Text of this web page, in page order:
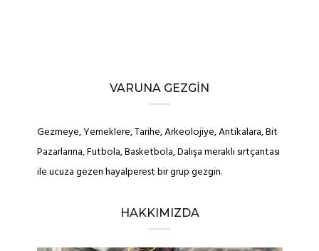
VARUNA GEZGIN
Gezmeye, Yemeklere, Tarihe, Arkeolojiye, Antikalara, Bit
Pazarlarına, Futbola, Basketbola, Dalışa meraklı sırtçantası
ile ucuza gezen hayalperest bir grup gezgin.
HAKKIMIZDA